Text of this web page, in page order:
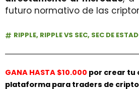
futuro normativo de las
RIPPLE, RIPPLE VS SEC, SEC DE
GANA HASTA $10.000 por crear tu
plataforma para traders de